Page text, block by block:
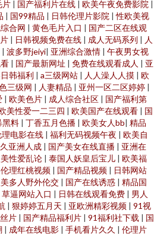
片 | 国产福利片在线 | 欧美午夜免费影院 |
| 国99精品 | 日韩伦理片影院 |性欧美视
合网 | 黄色毛片入口 | 国产二区在线观
| 日韩视频免费在线 | 成人无码系列 | 人
| 波多野jeiyi| 亚洲综合激情 | 午夜男女视
| 国产最新网址 | 免费在线观看成人 | 亚
韩福利 | a三级网站 | 人人澡人人摸 | 欧
三级网 | 人妻精品 | 亚州一区二区婷婷 |
| 欧美色片 | 成人综合社区 | 国产福利第
美性爱一二三四 | 欧美国产在线观看 | 国
黑料 | 丁香五月色播 | 欧美女人bb| 精品
理电影在线 | 福利无码视频午夜 | 欧美自
亚洲人成 | 国产美女在线直播 | 亚洲在
性爱乱论 | 泰国人妖皇后宝儿 | 欧美福
理红桃视频 | 国产精品视频 | 日韩网站
多人野外伦交 | 国产在线诱惑 | 精品国
草逼网站入口 | 日韩在线观看免费 | 男人
| 狠婷婷五月天 | 亚欧洲精彩视频 | 91视
片 | 国产精品福利片 | 91福利社下载 | 国
| 成年在线电影 | 手机看片久久 | 伦理片